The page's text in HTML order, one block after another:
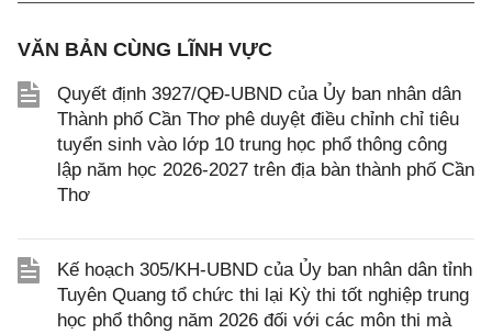
VĂN BẢN CÙNG LĨNH VỰC
Quyết định 3927/QĐ-UBND của Ủy ban nhân dân
Thành phố Cần Thơ phê duyệt điều chỉnh chỉ tiêu
tuyển sinh vào lớp 10 trung học phổ thông công
lập năm học 2026-2027 trên địa bàn thành phố Cần
Thơ
Kế hoạch 305/KH-UBND của Ủy ban nhân dân tỉnh
Tuyên Quang tổ chức thi lại Kỳ thi tốt nghiệp trung
học phổ thông năm 2026 đối với các môn thi mà